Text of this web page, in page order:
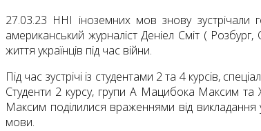
27.03.23 ННІ іноземних мов знову зустрічали
американський журналіст Деніел Сміт (
життя українців під час війни.
Під час зустрічі із студентами 2 та 4 курсів,
Студенти 2 курсу, групи А Мацибока Максим та
Максим поділилися враженнями від викладання
мови.